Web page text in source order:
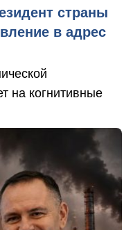
страны
в адрес
на когнитивные